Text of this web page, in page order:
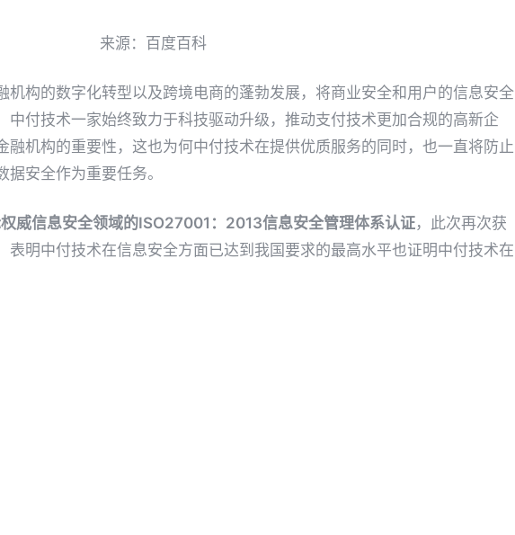
来源：百度百科
机构的数字化转型以及跨境电商的蓬勃发展，将商业安全和用户的信息安全
中付技术一家始终致力于科技驱动升级，推动支付技术更加合规的高新企
融机构的重要性，这也为何中付技术在提供优质服务的同时，也一直将防止
安全作为重要任务。
威信息安全领域的ISO27001：2013信息安全管理体系认证，此次再次获
表明中付技术在信息安全方面已达到我国要求的最高水平也证明中付技术在